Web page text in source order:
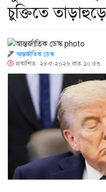
চুক্তিতে
আন্তর্জাতিক ডেস্ক
প্রকাশিত: ২৪-৫-২০২৬ রাত ১০:৫৩